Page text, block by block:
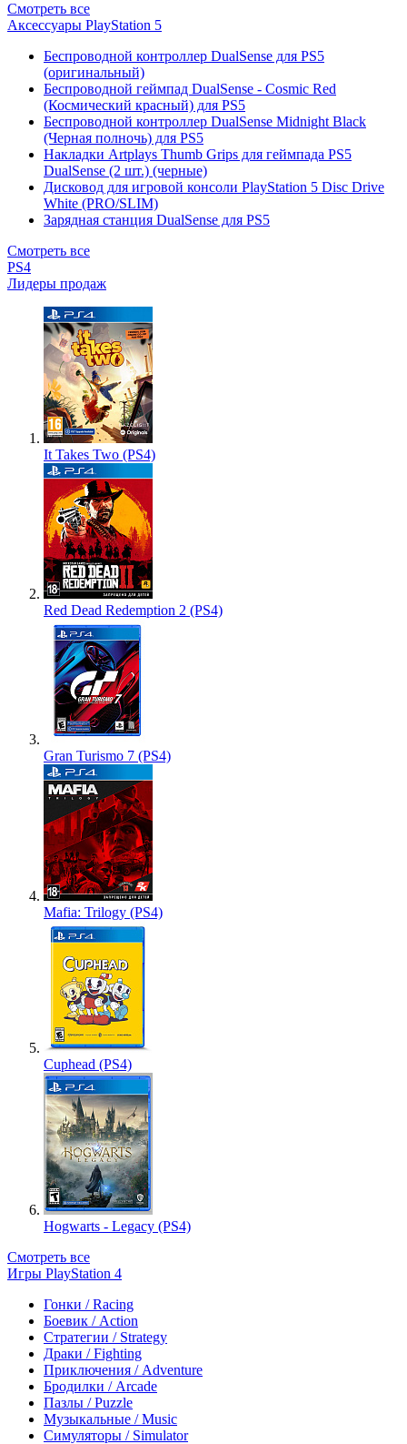
Смотреть все
Аксессуары PlayStation 5
Беспроводной контроллер DualSense для PS5
(оригинальный)
Беспроводной геймпад DualSense - Cosmic Red
(Космический красный) для PS5
Беспроводной контроллер DualSense Midnight Black
(Черная полночь) для PS5
Накладки Artplays Thumb Grips для геймпада PS5
DualSense (2 шт.) (черные)
Дисковод для игровой консоли PlayStation 5 Disc Drive
White (PRO/SLIM)
Зарядная станция DualSense для PS5
Смотреть все
PS4
Лидеры продаж
It Takes Two (PS4)
Red Dead Redemption 2 (PS4)
Gran Turismo 7 (PS4)
Mafia: Trilogy (PS4)
Cuphead (PS4)
Hogwarts - Legacy (PS4)
Смотреть все
Игры PlayStation 4
Гонки / Racing
Боевик / Action
Стратегии / Strategy
Драки / Fighting
Приключения / Adventure
Бродилки / Arcade
Пазлы / Puzzle
Музыкальные / Music
Симуляторы / Simulator